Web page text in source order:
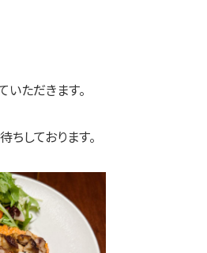
ただきます。
しております。